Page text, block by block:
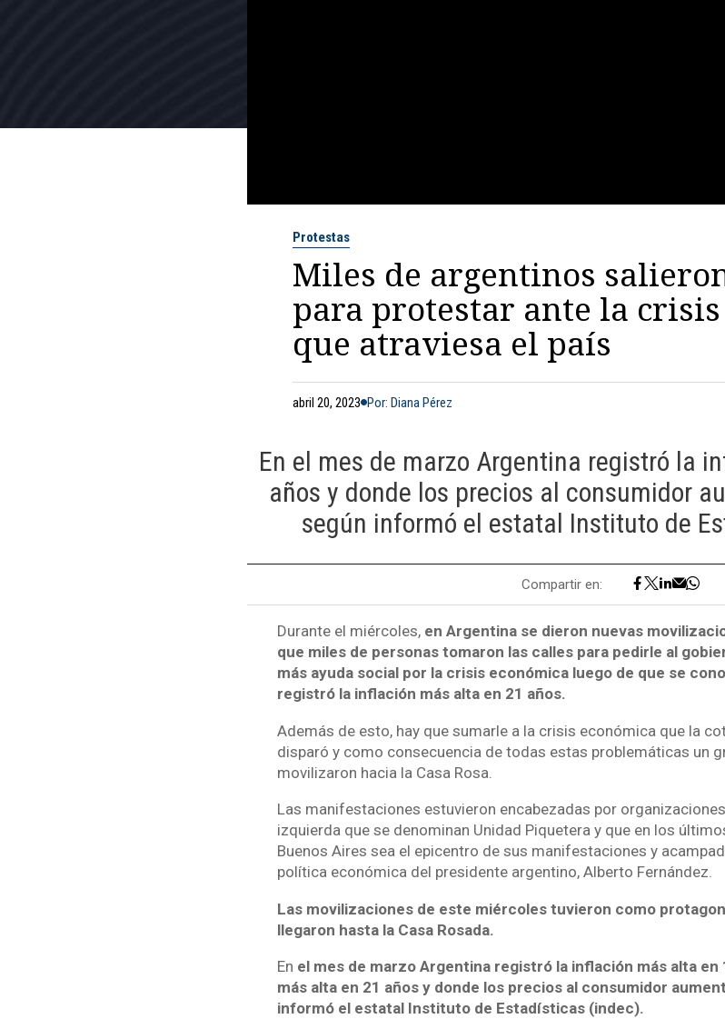
Protestas
Miles de argentinos
para protestar ante la
que atraviesa el país
abril 20, 2023 Por: Diana Pérez
En el mes de marzo Argentina registró la
años y donde los precios al consumidor
según informó el estatal Instituto de
Compartir en:
Durante el miércoles,en Argentina se dieron nuevas
que miles de personas tomaron las calles para pedirle al
más ayuda social por la crisis económica luego de que se
registró la inflación más alta en 21 años.
Además de esto, hay que sumarle a la crisis económica que la
disparó y como consecuencia de todas estas problemáticas un
movilizaron hacia la Casa Rosa.
Las manifestaciones estuvieron encabezadas por
izquierda que se denominan Unidad Piquetera y que en los
Buenos Aires sea el epicentro de sus manifestaciones y
política económica del presidente argentino, Alberto Fernández.
Las movilizaciones de este miércoles tuvieron como
llegaron hasta la Casa Rosada.
En el mes de marzo Argentina registró la inflación más alta en
más alta en 21 años y donde los precios al consumidor
informó el estatal Instituto de Estadísticas (indec).